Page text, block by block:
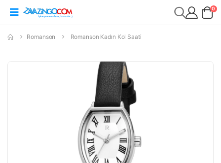
0
Romanson Romanson Kadın Kol Saati